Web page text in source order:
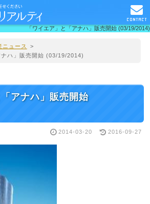
「ワイエア」と「アナハ」販売開始 (03/19/2014)
ニュース
>
ナハ」販売開始 (03/19/2014)
「アナハ」販売開始
2014-03-20 2016-09-27
CONTACT